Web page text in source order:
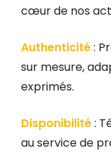
cœur de nos
Authenticité:
sur mesure,
exprimés.
Disponibilité:
au service de